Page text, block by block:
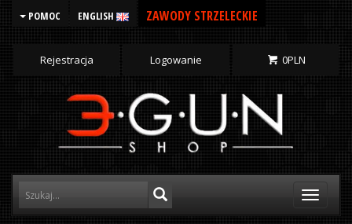
POMOC ENGLISH ZAWODY STRZELECKIE
Rejestracja Logowanie 0PLN
Toggle